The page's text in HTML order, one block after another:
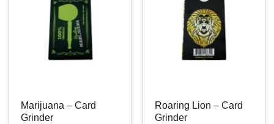
Marijuana – Card
Grinder
Roaring Lion – Card
Grinder